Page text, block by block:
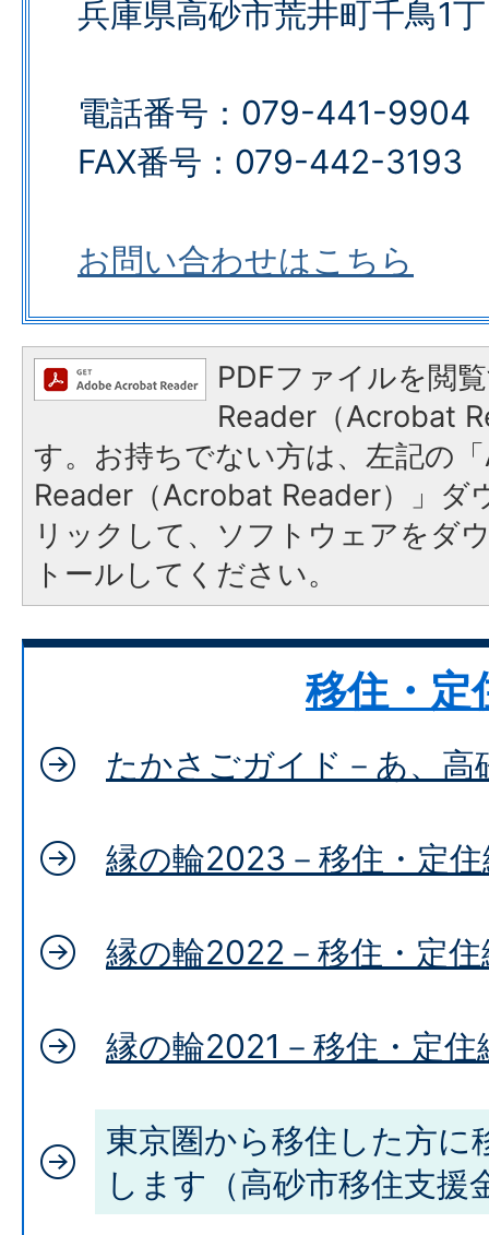
兵庫県高砂市荒井町千鳥1
電話番号：079-441-9904
FAX番号：079-442-3193​​​​​​​
お問い合わせはこちら
PDFファイルを閲
Reader（Acrobat
す。お持ちでない方は、左記の
Reader（Acrobat Reader）」ダ
リックして、ソフトウェアをダ
トールしてください。
移住・定
たかさごガイド－あ、高
縁の輪2023－移住・定
縁の輪2022－移住・定住
縁の輪2021－移住・定住
東京圏から移住した方に
します（高砂市移住支援